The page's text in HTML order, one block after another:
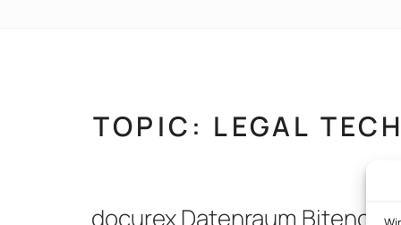
TOPIC: LEGAL
docurex Datenraum Biteno